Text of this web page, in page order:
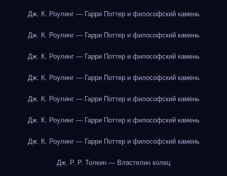
Дж. К. Роулинг — Гарри Поттер и философский камень
Дж. К. Роулинг — Гарри Поттер и философский камень
Дж. К. Роулинг — Гарри Поттер и философский камень
Дж. К. Роулинг — Гарри Поттер и философский камень
Дж. К. Роулинг — Гарри Поттер и философский камень
Дж. К. Роулинг — Гарри Поттер и философский камень
Дж. К. Роулинг — Гарри Поттер и философский камень
Дж. Р. Р. Толкин — Властелин колец